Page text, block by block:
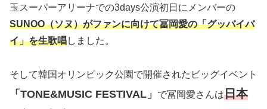
玉スーパーアリーナでの3days公演初日にメンバーの
SUNOO（ソヌ）がファンに向けて冨岡愛の「グッバイバ
イ」を生歌唱しました。
そして韓国オリンピック公園で開催されたビッグイベント
「TONE&MUSIC FESTIVAL」 で冨岡愛さんは日本